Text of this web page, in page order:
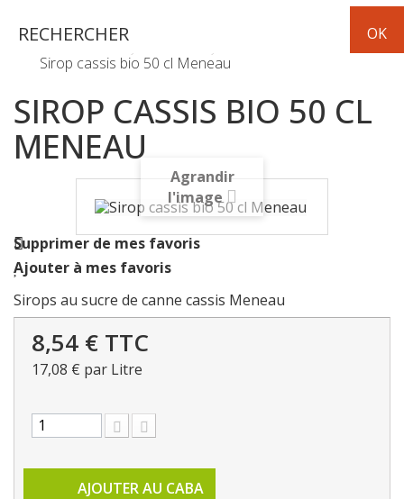
Sirop cassis bio 50 cl Meneau
SIROP CASSIS BIO 50 CL
MENEAU
Agrandir
l'image
Supprimer de mes favoris
Ajouter à mes favoris
Sirops au sucre de canne cassis Meneau
8,54 € TTC
17,08 € par Litre
AJOUTER AU CABA